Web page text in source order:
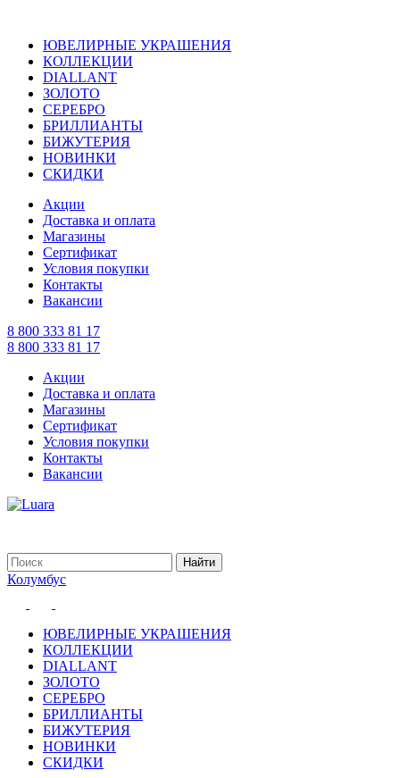
ЮВЕЛИРНЫЕ УКРАШЕНИЯ
КОЛЛЕКЦИИ
DIALLANT
ЗОЛОТО
СЕРЕБРО
БРИЛЛИАНТЫ
БИЖУТЕРИЯ
НОВИНКИ
СКИДКИ
Акции
Доставка и оплата
Магазины
Сертификат
Условия покупки
Контакты
Вакансии
8 800 333 81 17
8 800 333 81 17
Акции
Доставка и оплата
Магазины
Сертификат
Условия покупки
Контакты
Вакансии
Колумбус
ЮВЕЛИРНЫЕ УКРАШЕНИЯ
КОЛЛЕКЦИИ
DIALLANT
ЗОЛОТО
СЕРЕБРО
БРИЛЛИАНТЫ
БИЖУТЕРИЯ
НОВИНКИ
СКИДКИ